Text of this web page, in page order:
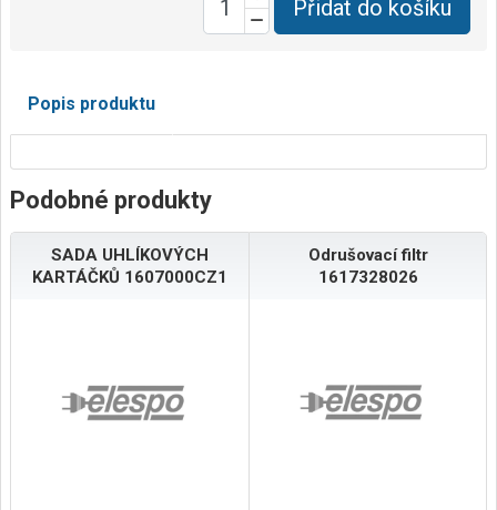
Přidat do košíku
Popis produktu
Podobné produkty
SADA UHLÍKOVÝCH
KARTÁČKŮ 1607000CZ1
Odrušovací filtr
1617328026